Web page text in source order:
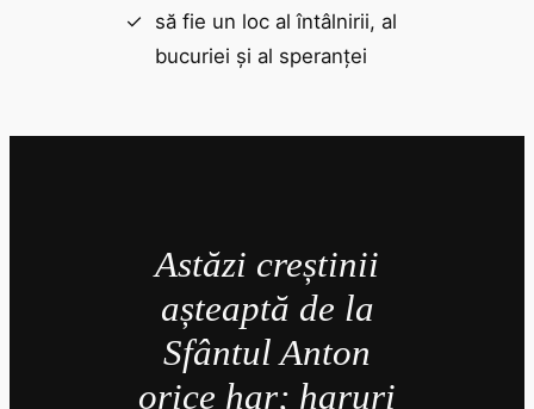
să fie un loc al întâlnirii, al
bucuriei și al speranței
Astăzi creștinii
așteaptă de la
Sfântul Anton
orice har; haruri